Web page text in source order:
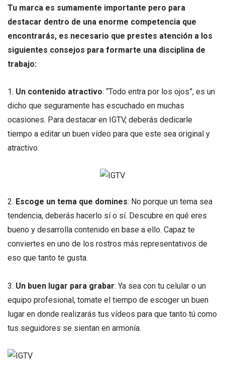
Tu marca es sumamente importante pero para
destacar dentro de una enorme competencia que
encontrarás, es necesario que prestes atención a los
siguientes consejos para formarte una disciplina de
trabajo:
1. Un contenido atractivo: “Todo entra por los ojos”, es un
dicho que seguramente has escuchado en muchas
ocasiones. Para destacar en IGTV, deberás dedicarle
tiempo a editar un buen vídeo para que este sea original y
atractivo.
2. Escoge un tema que domines: No porque un tema sea
tendencia, deberás hacerlo sí o sí. Descubre en qué eres
bueno y desarrolla contenido en base a ello. Capaz te
conviertes en uno de los rostros más representativos de
eso que tanto te gusta.
3. Un buen lugar para grabar: Ya sea con tu celular o un
equipo profesional, tomate el tiempo de escoger un buen
lugar en donde realizarás tus vídeos para que tanto tú como
tus seguidores se sientan en armonía.